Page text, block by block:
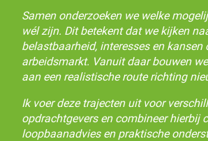
Samen onderzoeken we welke
wél zijn. Dit betekent dat we kijken
belastbaarheid, interesses en kansen
arbeidsmarkt. Vanuit daar bouwen
aan een realistische route richting
Ik voer deze trajecten uit voor
opdrachtgevers en combineer hierbij
loopbaanadvies en praktische